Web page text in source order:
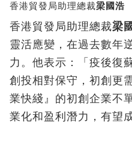
香港貿發局助理總裁梁國浩
香港貿發局助理總裁梁
靈活應變，在過去數年
力。他表示：「疫後復
創投相對保守，初創更
業快綫』的初創企業不
業化和盈利潛力，有望